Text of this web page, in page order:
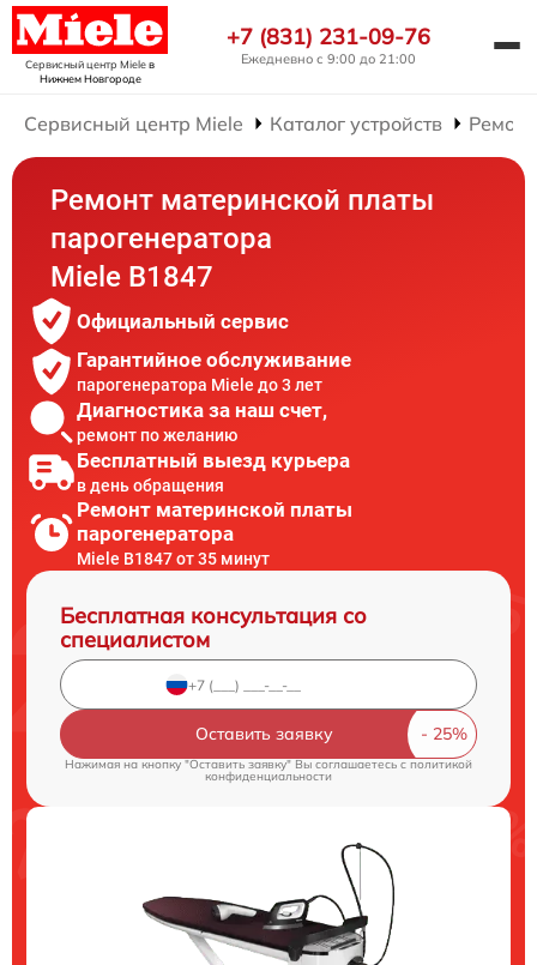
Сервисный центр Mieleв
Нижнем Новгороде
+7 (831) 231-09-76
Ежедневно с 9:00 до 21:00
Сервисный центр Miele Каталог устройств
Ремонт материнской платы
парогенератора
Miele B1847
Официальный сервис
Гарантийное обслуживание
парогенератора Miele до 3 лет
Диагностика за наш счет,
ремонт по желанию
Бесплатный выезд курьера
в день обращения
Ремонт материнской платы
парогенератора
Miele B1847 от 35 минут
Бесплатная консультация со
специалистом
Оставить заявку
Нажимая на кнопку "Оставить заявку" Вы соглашаетесь cполитикой
конфиденциальности